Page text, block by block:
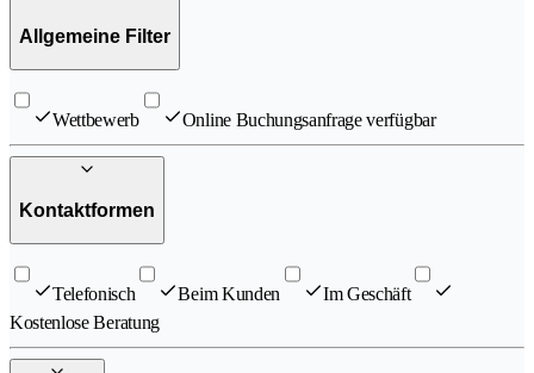
Allgemeine Filter
Wettbewerb Online Buchungsanfrage verfügbar
Kontaktformen
Telefonisch Beim Kunden
Im Geschäft
Kostenlose Beratung